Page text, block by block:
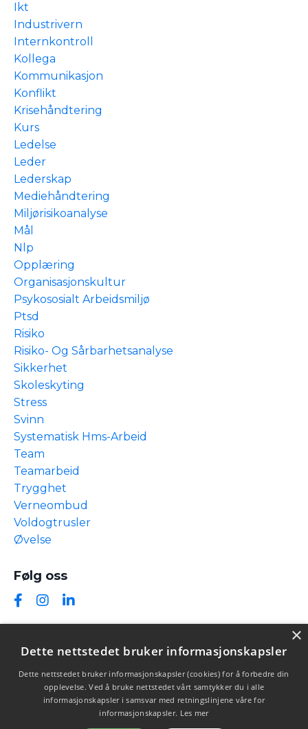
Ikt
Industrivern
Internkontroll
Kollega
Kommunikasjon
Konflikt
Krisehåndtering
Kurs
Ledelse
Leder
Lederskap
Mediehåndtering
Miljørisikoanalyse
Mål
Nlp
Opplæring
Organisasjonskultur
Psykososialt Arbeidsmiljø
Ptsd
Risiko
Risiko- Og Sårbarhetsanalyse
Sikkerhet
Skoleskyting
Stress
Svinn
Systematisk Hms-Arbeid
Team
Teamarbeid
Trygghet
Verneombud
Voldogtrusler
Øvelse
Følg oss
© 2026 Einang Safety Consult AS
×
Dette nettstedet bruker informasjonskapsler
Dette nettstedet bruker informasjonskapsler (cookies) for å forbedre din
opplevelse. Ved å bruke nettstedet vårt samtykker du i alle
informasjonskapsler i samsvar med retningslinjene våre for
informasjonskapsler. Les mer